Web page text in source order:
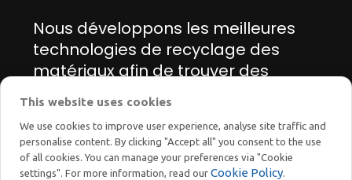
Nous développons les meilleures
technologies de recyclage des
matériaux afin de trouver des
solutions innovantes pour la
transition énergétique et écologique.
This website uses cookies
We use cookies to improve user experience, analyse site traffic and
personalise content. By clicking "Accept all" you consent to the use
of all cookies. You can manage your preferences via "Cookie
settings". For more information, read our Cookie Policy.